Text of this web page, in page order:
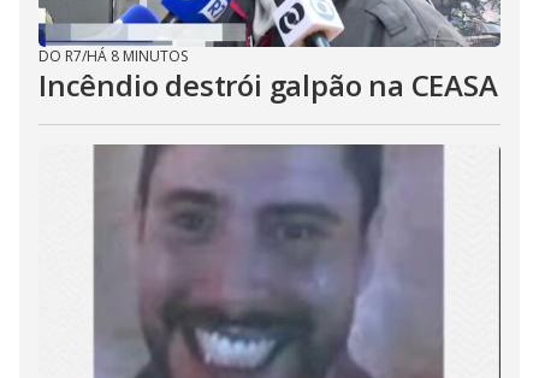
DO R7/HÁ 8 MINUTOS
Incêndio destrói galpão na CEASA